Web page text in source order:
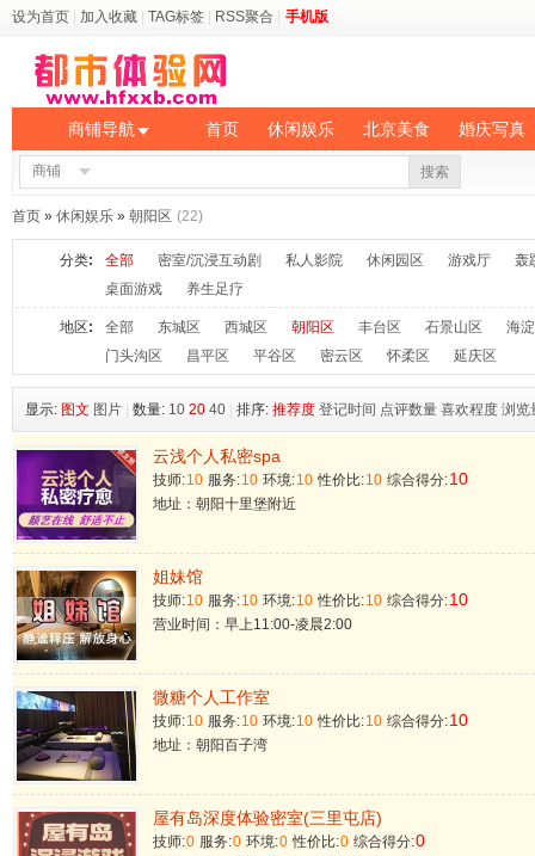
设为首页 加入收藏 TAG标签 RSS聚合 手机版
商铺导航 首页 休闲娱乐 北京美食 婚庆写真
商铺 搜索
首页 » 休闲娱乐 » 朝阳区 (22)
分类: 全部 密室/沉浸互动剧 私人影院 休闲园区 游戏厅
轰
桌面游戏
养生足疗
地区: 全部 东城区 西城区 朝阳区 丰台区 石景山区
海
门头沟区
昌平区 平谷区 密云区 怀柔区 延庆区
显示: 图文 图片 数量: 10 20 40 排序: 推荐度 登记时间 点评数量 喜欢程度 浏览
云浅个人私密spa
技师:10 服务:10 环境:10 性价比:10 综合得分:10
地址：朝阳十里堡附近
姐妹馆
技师:10 服务:10 环境:10 性价比:10 综合得分:10
营业时间：早上11:00-凌晨2:00
微糖个人工作室
技师:10 服务:10 环境:10 性价比:10 综合得分:10
地址：朝阳百子湾
屋有岛深度体验密室(三里屯店)
技师:0 服务:0 环境:0 性价比:0 综合得分:0